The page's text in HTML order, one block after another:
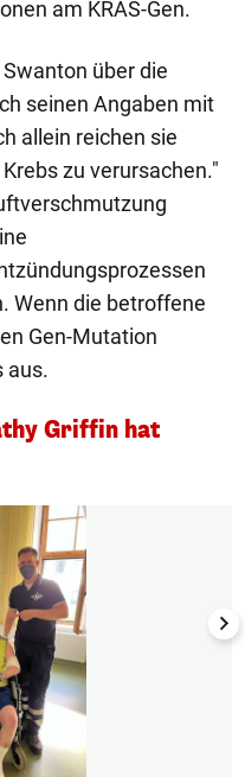
am KRAS-Gen.
über die
seinen Angaben mit
allein reichen sie
zu verursachen."
Wenn die betroffene
Gen-Mutation
aus.
Griffin hat